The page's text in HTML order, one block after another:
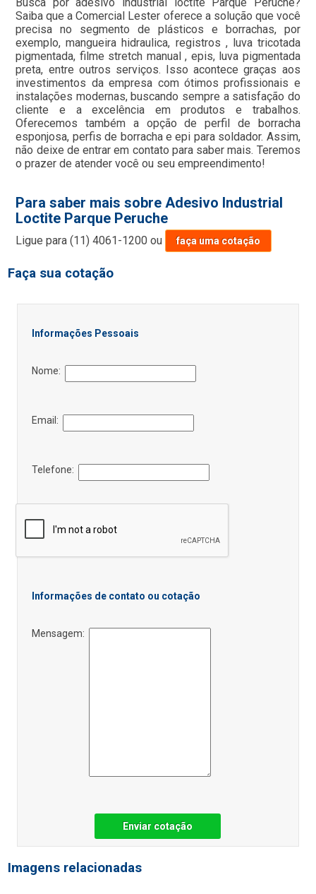
Saiba que a Comercial Lester oferece a solução que você
precisa no segmento de plásticos e borrachas, por
exemplo, mangueira hidraulica, registros , luva tricotada
pigmentada, filme stretch manual , epis, luva pigmentada
preta, entre outros serviços. Isso acontece graças aos
investimentos da empresa com ótimos profissionais e
instalações modernas, buscando sempre a satisfação do
cliente e a excelência em produtos e trabalhos.
Oferecemos também a opção de perfil de borracha
esponjosa, perfis de borracha e epi para soldador. Assim,
não deixe de entrar em contato para saber mais. Teremos
o prazer de atender você ou seu empreendimento!
Para saber mais sobre Adesivo Industrial
Loctite Parque Peruche
Ligue para(11) 4061-1200 ou faça uma cotação
Faça sua cotação
Informações Pessoais
Nome:
Email:
Telefone:
Informações de contato ou cotação
Mensagem:
Enviar cotação
Imagens relacionadas